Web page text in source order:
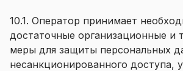
10.1. Оператор принимает
достаточные организационные и
меры для защиты персональных
несанкционированного доступа,